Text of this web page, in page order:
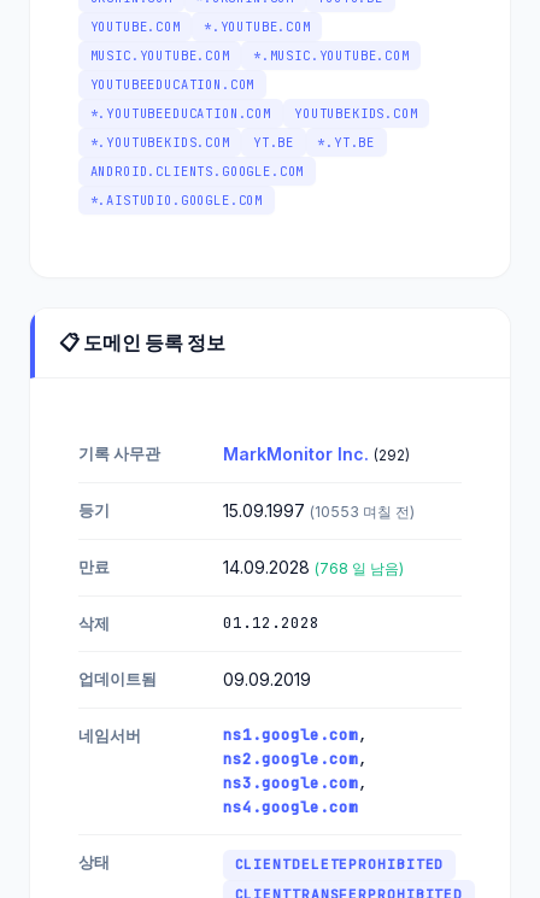
YOUTUBE.COM
*.YOUTUBE.COM
MUSIC.YOUTUBE.COM
*.MUSIC.YOUTUBE.COM
YOUTUBEEDUCATION.COM
*.YOUTUBEEDUCATION.COM
YOUTUBEKIDS.COM
*.YOUTUBEKIDS.COM
YT.BE
*.YT.BE
ANDROID.CLIENTS.GOOGLE.COM
*.AISTUDIO.GOOGLE.COM
📋 도메인 등록 정보
기록 사무관 MarkMonitor Inc. (292)
등기 15.09.1997 (10553 며칠 전)
만료 14.09.2028 (768 일 남음)
삭제 01.12.2028
업데이트됨 09.09.2019
네임서버 ns1.google.com,
ns2.google.com,
ns3.google.com,
ns4.google.com
상태
CLIENTDELETEPROHIBITED
CLIENTTRANSFERPROHIBITED